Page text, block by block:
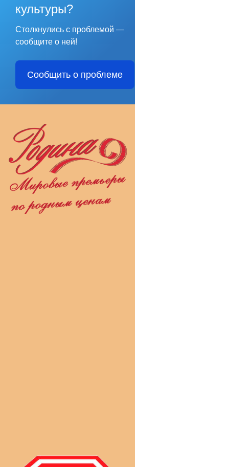
культуры?
Столкнулись с проблемой —
сообщите о ней!
Сообщить о проблеме